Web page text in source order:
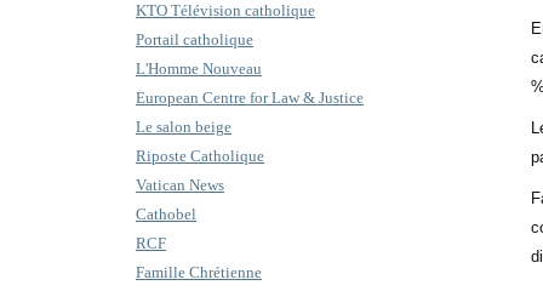
KTO Télévision catholique
Portail catholique
L'Homme Nouveau
European Centre for Law & Justice
Le salon beige
Riposte Catholique
Vatican News
Cathobel
RCF
Famille Chrétienne